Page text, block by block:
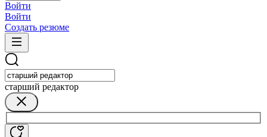
Войти
Войти
Создать резюме
старший редактор